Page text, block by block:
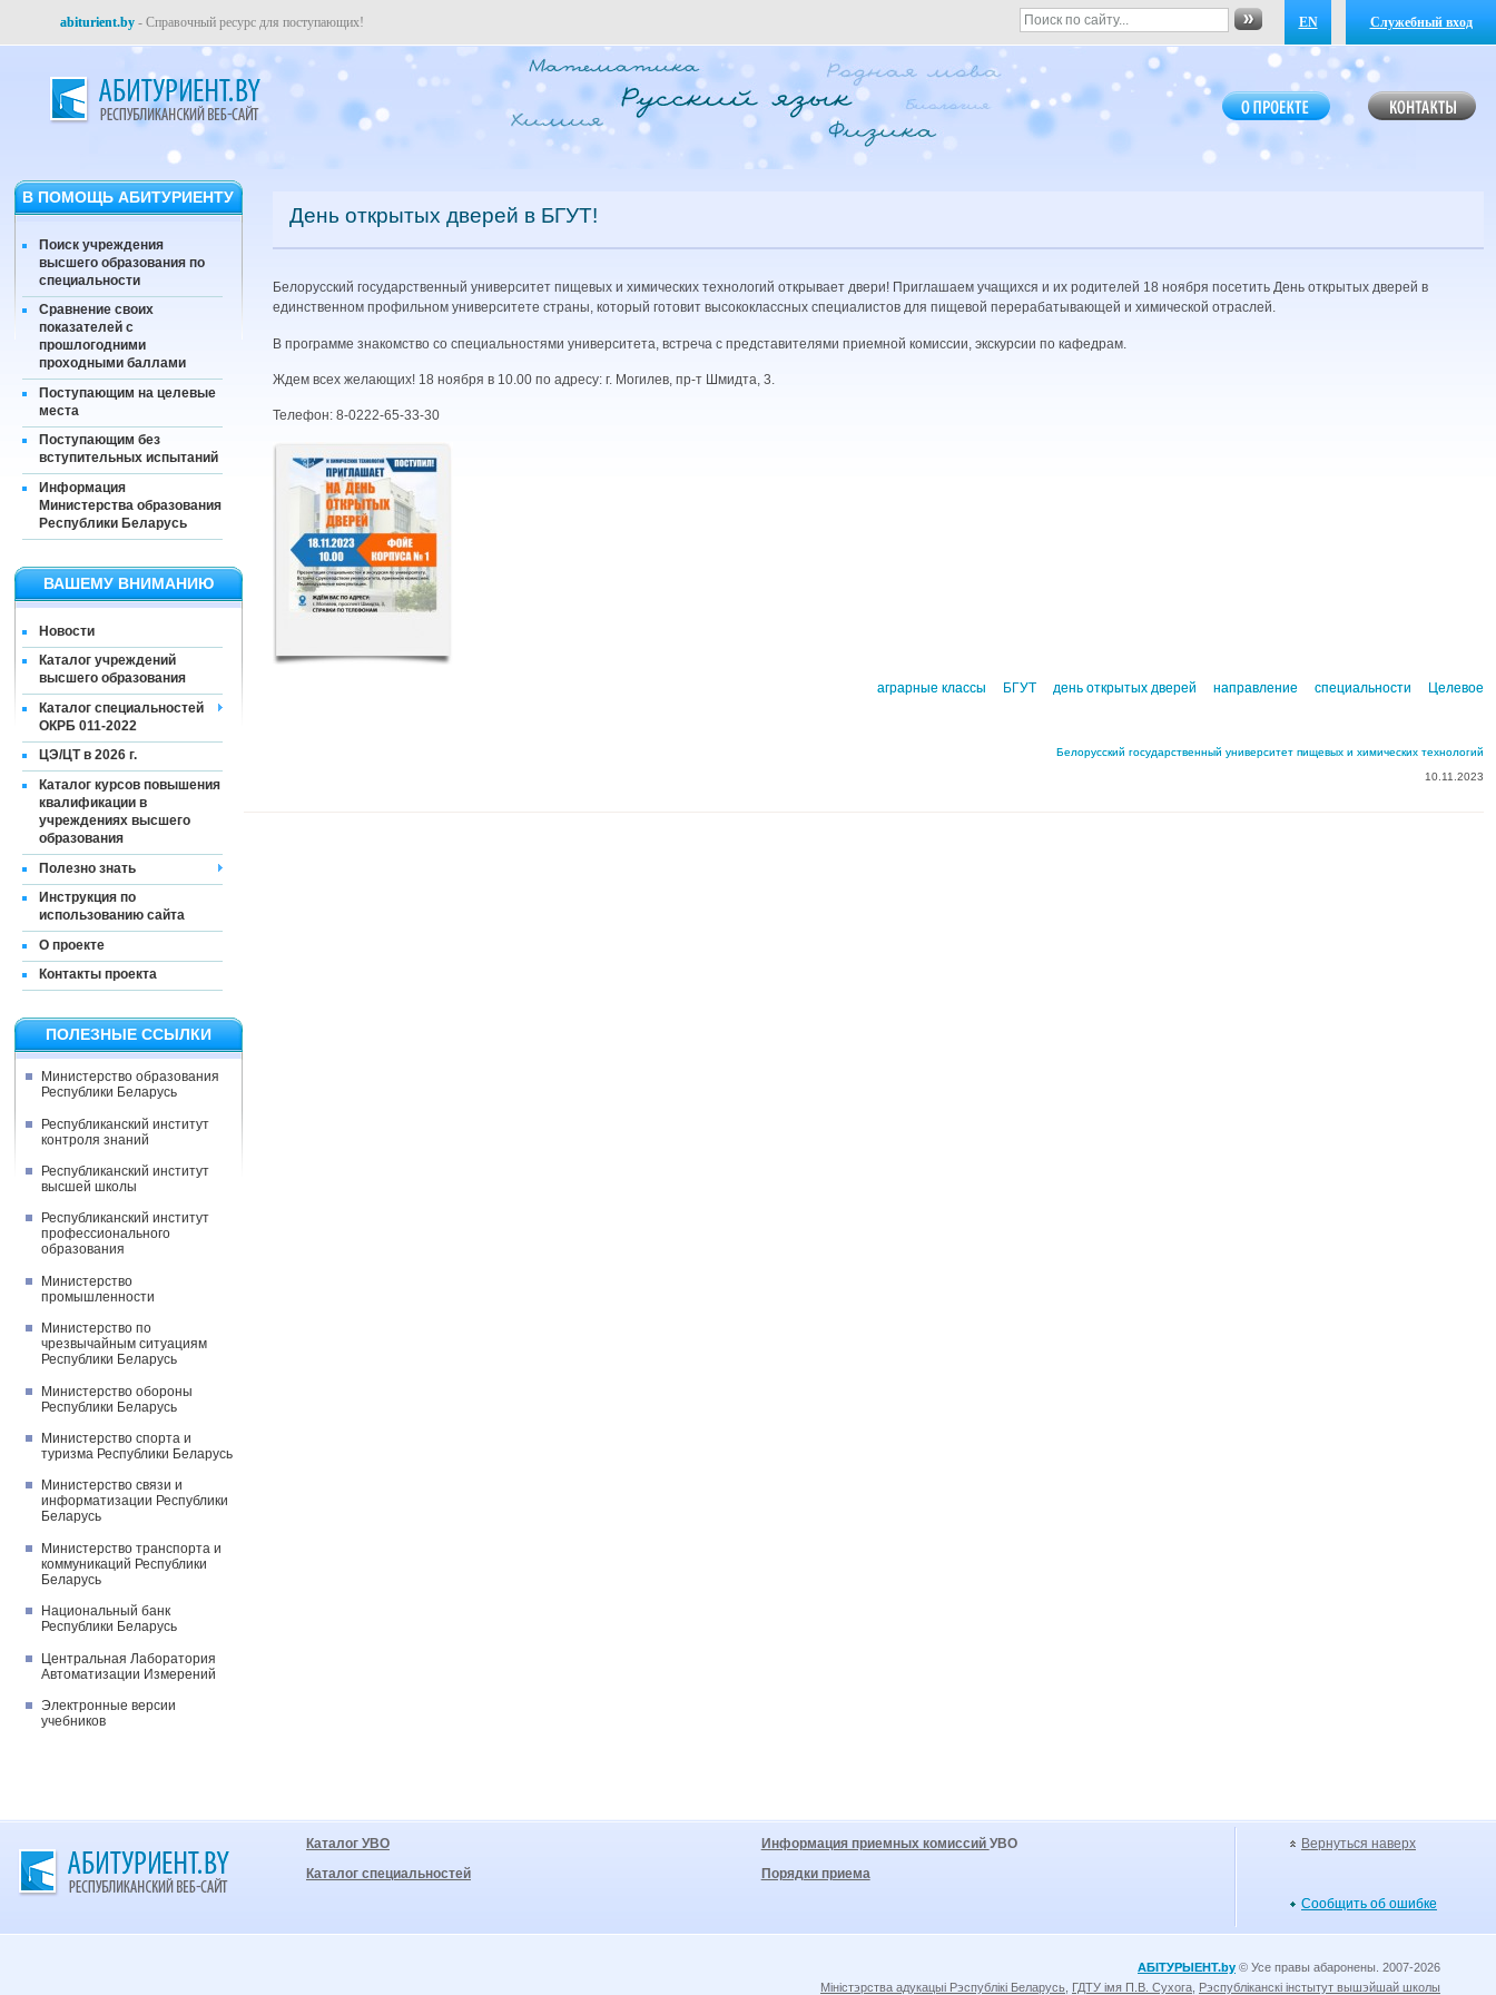
EN Служебный вход
abiturient.by - Справочный ресурс для поступающих!
В ПОМОЩЬ АБИТУРИЕНТУ
Поиск учреждения
высшего образования по
специальности
Сравнение своих
показателей с
прошлогодними
проходными баллами
Поступающим на целевые
места
Поступающим без
вступительных испытаний
Информация
Министерства образования
Республики Беларусь
ВАШЕМУ ВНИМАНИЮ
Новости
Каталог учреждений
высшего образования
Каталог специальностей
ОКРБ 011-2022
ЦЭ/ЦТ в 2026 г.
Каталог курсов повышения
квалификации в
учреждениях высшего
образования
Полезно знать
Инструкция по
использованию сайта
О проекте
Контакты проекта
ПОЛЕЗНЫЕ ССЫЛКИ
Министерство образования
Республики Беларусь
Республиканский институт
контроля знаний
Республиканский институт
высшей школы
Республиканский институт
профессионального
образования
Министерство
промышленности
Министерство по
чрезвычайным ситуациям
Республики Беларусь
Министерство обороны
Республики Беларусь
Министерство спорта и
туризма Республики Беларусь
Министерство связи и
информатизации Республики
Беларусь
Министерство транспорта и
коммуникаций Республики
Беларусь
Национальный банк
Республики Беларусь
Центральная Лаборатория
Автоматизации Измерений
Электронные версии
учебников
День открытых дверей в БГУТ!
Белорусский государственный университет пищевых и химических технологий открывает двери! Приглашаем учащихся и их родителей 18 ноября посетить День открытых дверей в
единственном профильном университете страны, который готовит высококлассных специалистов для пищевой перерабатывающей и химической отраслей.
В программе знакомство со специальностями университета, встреча с представителями приемной комиссии, экскурсии по кафедрам.
Ждем всех желающих! 18 ноября в 10.00 по адресу: г. Могилев, пр-т Шмидта, 3.
Телефон: 8-0222-65-33-30
аграрные классы БГУТ день открытых дверей направление специальности Целевое
Белорусский государственный университет пищевых и химических технологий
10.11.2023
Вернуться наверх
Сообщить об ошибке
Каталог УВО
Каталог специальностей
Информация приемных комиссий УВО
Порядки приема
АБІТУРЫЕНТ.by © Усе правы абаронены. 2007-2026
Міністэрства адукацыі Рэспублікі Беларусь
ГДТУ імя П.В. Сухога Рэспубліканскі інстытут вышэйшай школы